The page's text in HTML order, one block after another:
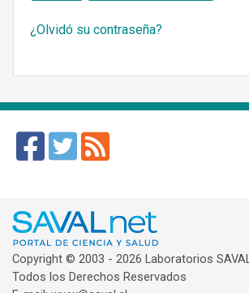
¿Olvidó su contraseña?
Copyright © 2003 - 2026 Laboratorios SAVAL
Todos los Derechos Reservados